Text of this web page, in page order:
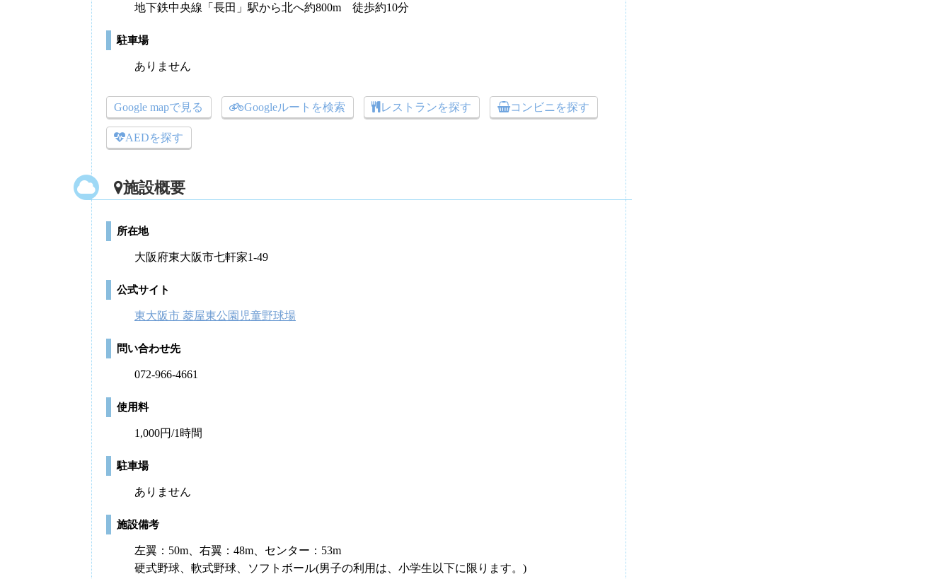
地下鉄中央線「長田」駅から北へ約800m 徒歩約10分
駐車場
ありません
Google mapで見る Googleルートを検索 レストランを探す コンビニを探す
AEDを探す
施設概要
所在地
大阪府東大阪市七軒家1-49
公式サイト
東大阪市 菱屋東公園児童野球場
問い合わせ先
072-966-4661
使用料
1,000円/1時間
駐車場
ありません
施設備考
左翼：50m、右翼：48m、センター：53m
硬式野球、軟式野球、ソフトボール(男子の利用は、小学生以下に限ります。)